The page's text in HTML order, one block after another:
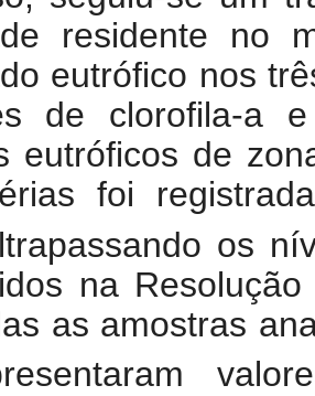
residente no
eutrófico nos
de clorofila-a
eutróficos de
foi
os
na
as amostras